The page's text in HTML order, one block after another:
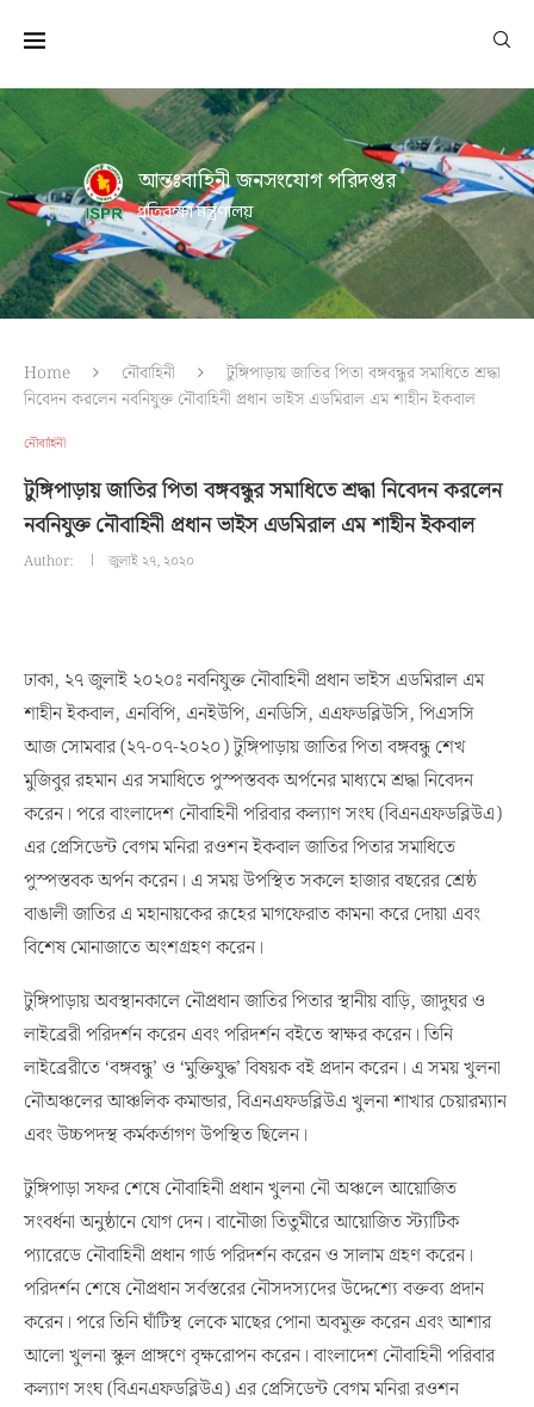
আন্তঃবাহিনী জনসংযোগ পরিদপ্তর
প্রতিরক্ষা মন্ত্রণালয়
Home নৌবাহিনী
টুঙ্গিপাড়ায় জাতির পিতা বঙ্গবন্ধুর সমাধিতে শ্রদ্ধা
নিবেদন করলেন নবনিযুক্ত নৌবাহিনী প্রধান ভাইস এডমিরাল এম শাহীন ইকবাল
নৌবাহিনী
টুঙ্গিপাড়ায় জাতির পিতা বঙ্গবন্ধুর সমাধিতে শ্রদ্ধা নিবেদন করলেন
নবনিযুক্ত নৌবাহিনী প্রধান ভাইস এডমিরাল এম শাহীন ইকবাল
Author: জুলাই ২৭, ২০২০
ঢাকা, ২৭ জুলাই ২০২০ঃ নবনিযুক্ত নৌবাহিনী প্রধান ভাইস এডমিরাল এম
শাহীন ইকবাল, এনবিপি, এনইউপি, এনডিসি, এএফডব্লিউসি, পিএসসি
আজ সোমবার (২৭-০৭-২০২০) টুঙ্গিপাড়ায় জাতির পিতা বঙ্গবন্ধু শেখ
মুজিবুর রহমান এর সমাধিতে পুস্পস্তবক অর্পনের মাধ্যমে শ্রদ্ধা নিবেদন
করেন। পরে বাংলাদেশ নৌবাহিনী পরিবার কল্যাণ সংঘ (বিএনএফডব্লিউএ)
এর প্রেসিডেন্ট বেগম মনিরা রওশন ইকবাল জাতির পিতার সমাধিতে
পুস্পস্তবক অর্পন করেন। এ সময় উপস্থিত সকলে হাজার বছরের শ্রেষ্ঠ
বাঙালী জাতির এ মহানায়কের রূহের মাগফেরাত কামনা করে দোয়া এবং
বিশেষ মোনাজাতে অংশগ্রহণ করেন।
টুঙ্গিপাড়ায় অবস্থানকালে নৌপ্রধান জাতির পিতার স্থানীয় বাড়ি, জাদুঘর ও
লাইব্রেরী পরিদর্শন করেন এবং পরিদর্শন বইতে স্বাক্ষর করেন। তিনি
লাইব্রেরীতে ‘বঙ্গবন্ধু’ ও ‘মুক্তিযুদ্ধ’ বিষয়ক বই প্রদান করেন। এ সময় খুলনা
নৌঅঞ্চলের আঞ্চলিক কমান্ডার, বিএনএফডব্লিউএ খুলনা শাখার চেয়ারম্যান
এবং উচ্চপদস্থ কর্মকর্তাগণ উপস্থিত ছিলেন।
টুঙ্গিপাড়া সফর শেষে নৌবাহিনী প্রধান খুলনা নৌ অঞ্চলে আয়োজিত
সংবর্ধনা অনুষ্ঠানে যোগ দেন। বানৌজা তিতুমীরে আয়োজিত স্ট্যাটিক
প্যারেডে নৌবাহিনী প্রধান গার্ড পরিদর্শন করেন ও সালাম গ্রহণ করেন।
পরিদর্শন শেষে নৌপ্রধান সর্বস্তরের নৌসদস্যদের উদ্দেশ্যে বক্তব্য প্রদান
করেন। পরে তিনি ঘাঁটিস্থ লেকে মাছের পোনা অবমুক্ত করেন এবং আশার
আলো খুলনা স্কুল প্রাঙ্গণে বৃক্ষরোপন করেন। বাংলাদেশ নৌবাহিনী পরিবার
কল্যাণ সংঘ (বিএনএফডব্লিউএ) এর প্রেসিডেন্ট বেগম মনিরা রওশন